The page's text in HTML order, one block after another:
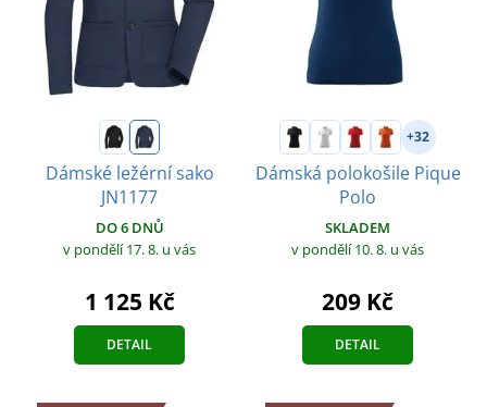
Dámské ležérní sako
JN1177
DO 6 DNŮ
v pondělí 17. 8. u vás
1 125 Kč
DETAIL
+32
Dámská polokošile Pique
Polo
SKLADEM
v pondělí 10. 8. u vás
209 Kč
DETAIL